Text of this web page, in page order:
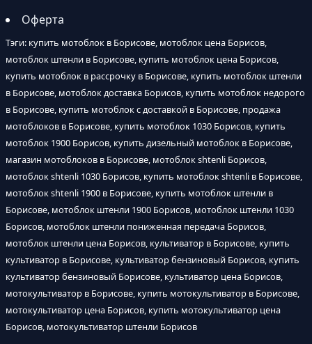
Оферта
Тэги: купить мотоблок в Борисове, мотоблок цена Борисов,
мотоблок штенли в Борисове, купить мотоблок цена Борисов,
купить мотоблок в рассрочку в Борисове, купить мотоблок штенли
в Борисове, мотоблок доставка Борисов, купить мотоблок недорого
в Борисове, купить мотоблок с доставкой в Борисове, продажа
мотоблоков в Борисове, купить мотоблок 1030 Борисов, купить
мотоблок 1900 Борисов, купить дизельный мотоблок в Борисове,
магазин мотоблоков в Борисове, мотоблок shtenli Борисов,
мотоблок shtenli 1030 Борисов, купить мотоблок shtenli в Борисове,
мотоблок shtenli 1900 в Борисове, купить мотоблок штенли в
Борисове, мотоблок штенли 1900 Борисов, мотоблок штенли 1030
Борисов, мотоблок штенли пониженная передача Борисов,
мотоблок штенли цена Борисов, культиватор в Борисове, купить
культиватор в Борисове, культиватор бензиновый Борисов, купить
культиватор бензиновый Борисове, культиватор цена Борисов,
мотокультиватор в Борисове, купить мотокультиватор в Борисове,
мотокультиватор цена Борисов, купить мотокультиватор цена
Борисов, мотокультиватор штенли Борисов